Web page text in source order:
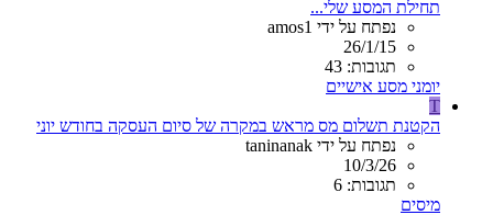
תחילת המסע שלי...
נפתח על ידי amos1
26/1/15
תגובות: 43
יומני מסע אישיים
T
הקטנת תשלום מס מראש במקרה של סיום העסקה בחודש יוני
נפתח על ידי taninanak
10/3/26
תגובות: 6
מיסים